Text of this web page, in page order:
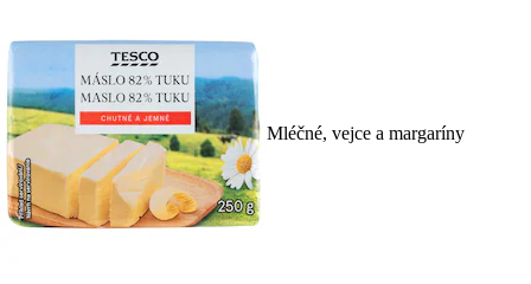
Mléčné, vejce a margaríny